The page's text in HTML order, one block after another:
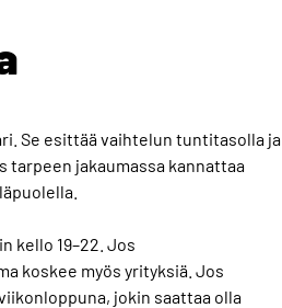
Se esittää vaihtelun tuntitasolla ja
tarpeen jakaumassa kannattaa
kello 19–22. Jos
koskee myös yrityksiä. Jos
jokin saattaa olla